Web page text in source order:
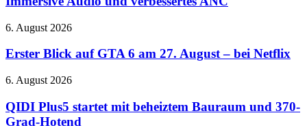
vorgestellt:
Audio
verbessertes
Erster
auf
6
27.
August
6. August 2026
Erster Blick auf GTA 6 am 27. August – bei Netflix
QIDI
startet
mit
6. August 2026
QIDI Plus5 startet mit beheiztem Bauraum und 370-
Grad-Hotend